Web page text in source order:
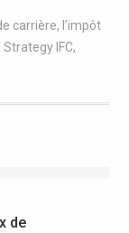
carrière, l’impôt
Strategy IFC,
de